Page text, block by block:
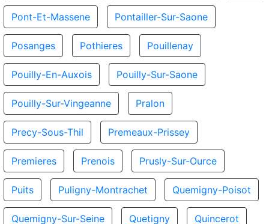
Pont-Et-Massene Pontailler-Sur-Saone
Posanges Pothieres Pouillenay
Pouilly-En-Auxois Pouilly-Sur-Saone
Pouilly-Sur-Vingeanne Pralon
Precy-Sous-Thil Premeaux-Prissey
Premieres Prenois Prusly-Sur-Ource
Puits Puligny-Montrachet Quemigny-Poisot
Quemigny-Sur-Seine Quetigny Quincerot